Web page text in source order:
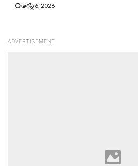
ఆగస్ట్ 6, 2026
ADVERTISEMENT